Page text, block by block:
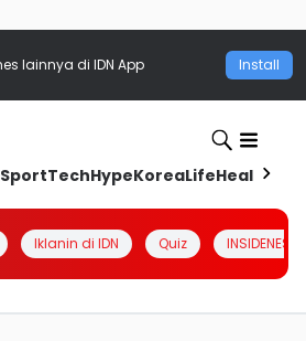
lainnya di IDN App Install
SportTechHypeKoreaLifeHealth
Iklanin di IDN Quiz INSIDENESIA